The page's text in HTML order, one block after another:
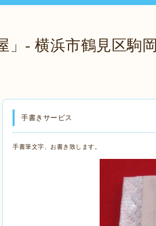
」- 横浜市鶴見区駒岡
手書きサービス
手書筆文字、お書き致します。